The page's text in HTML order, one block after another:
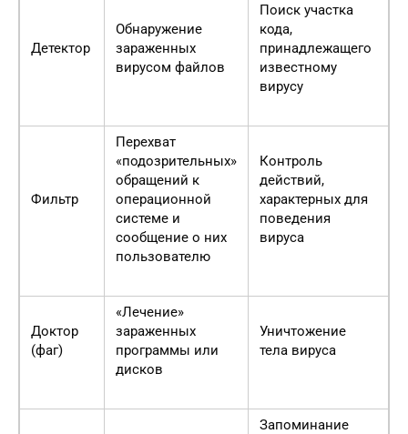
Детектор
Обнаружение
зараженных
вирусом файлов
Поиск участка
кода,
принадлежащего
известному
вирусу
Фильтр
Перехват
«подозрительных»
обращений к
операционной
системе и
сообщение о них
пользователю
Контроль
действий,
характерных для
поведения
вируса
Доктор
(фаг)
«Лечение»
зараженных
программы или
дисков
Уничтожение
тела вируса
Запоминание